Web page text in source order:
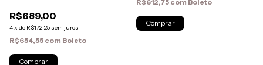
R$689,00
4x de R$172,25 sem juros
R$654,55 com Boleto
R$612,75 com Boleto